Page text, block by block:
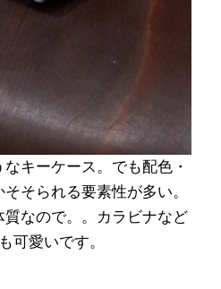
キーケース。でも配色・
そられる要素性が多い。
なので。。カラビナなど
可愛いです。